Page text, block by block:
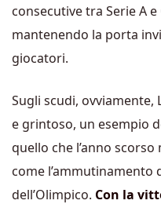
consecutive tra Serie A
mantenendo la porta
giocatori.
Sugli scudi,
e grintoso, un esempio
quello che l’anno scorso
come
dell’Olimpico. Con la